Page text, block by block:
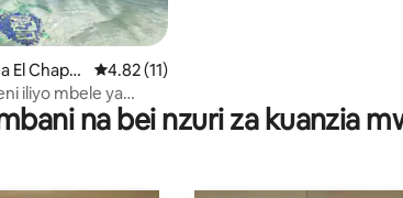
El Chapet
Ukadiriaji wa wastani wa 4.82 kati ya 5,
4.82 (11)
iliyo mbele ya
na bei nzuri za kuanzia